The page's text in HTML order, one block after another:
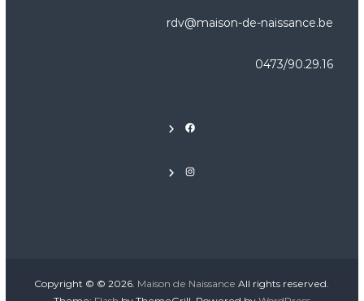
rdv@maison-de-naissance.be
0473/90.29.16
Facebook
Instagram
Copyright © © 2026. Maison de Naissance All rights reserved.